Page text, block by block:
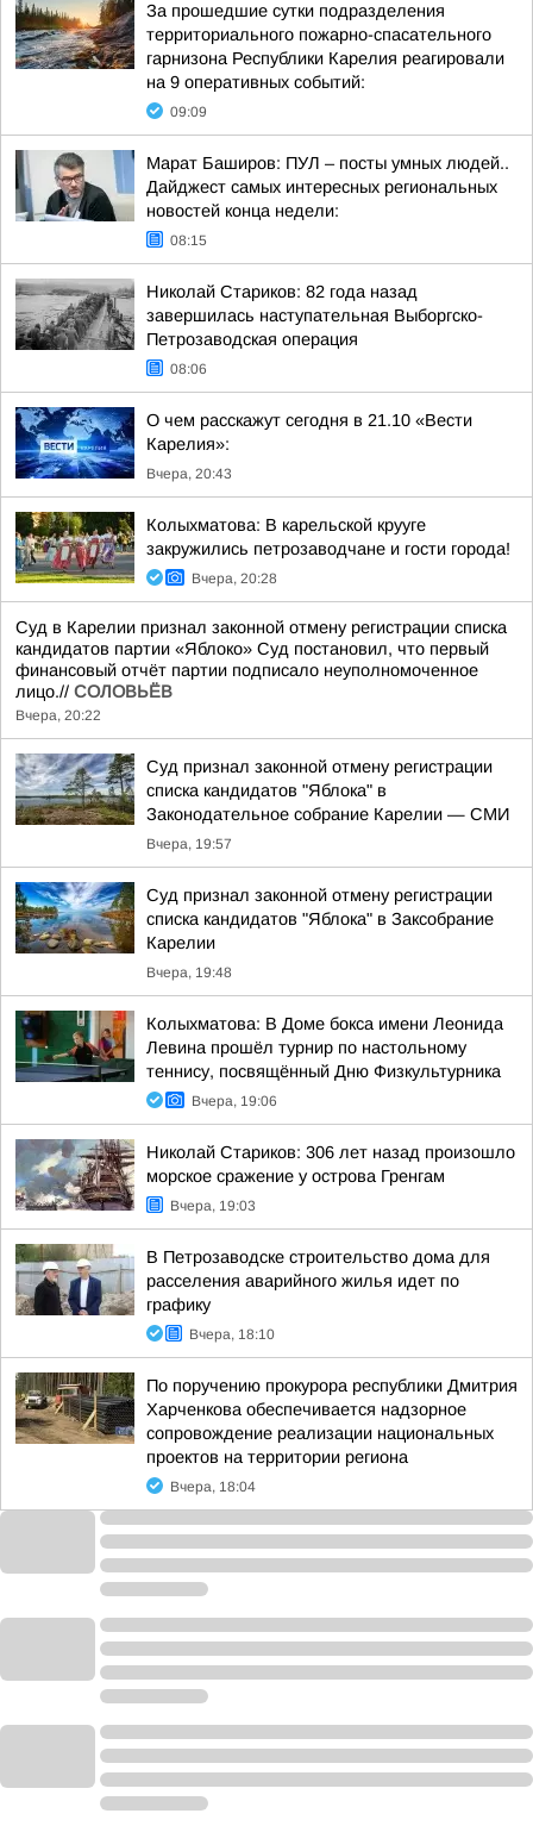
За прошедшие сутки подразделения
территориального пожарно-спасательного
гарнизона Республики Карелия реагировали
на 9 оперативных событий:
09:09
Марат Баширов: ПУЛ – посты умных людей..
Дайджест самых интересных региональных
новостей конца недели:
08:15
Николай Стариков: 82 года назад
завершилась наступательная Выборгско-
Петрозаводская операция
08:06
О чем расскажут сегодня в 21.10 «Вести
Карелия»:
Вчера, 20:43
Колыхматова: В карельской крууге
закружились петрозаводчане и гости города!
Вчера, 20:28
Суд в Карелии признал законной отмену регистрации списка
кандидатов партии «Яблоко» Суд постановил, что первый
финансовый отчёт партии подписало неуполномоченное
лицо.// СОЛОВЬЁВ
Вчера, 20:22
Суд признал законной отмену регистрации
списка кандидатов "Яблока" в
Законодательное собрание Карелии — СМИ
Вчера, 19:57
Суд признал законной отмену регистрации
списка кандидатов "Яблока" в Заксобрание
Карелии
Вчера, 19:48
Колыхматова: В Доме бокса имени Леонида
Левина прошёл турнир по настольному
теннису, посвящённый Дню Физкультурника
Вчера, 19:06
Николай Стариков: 306 лет назад произошло
морское сражение у острова Гренгам
Вчера, 19:03
В Петрозаводске строительство дома для
расселения аварийного жилья идет по
графику
Вчера, 18:10
По поручению прокурора республики Дмитрия
Харченкова обеспечивается надзорное
сопровождение реализации национальных
проектов на территории региона
Вчера, 18:04